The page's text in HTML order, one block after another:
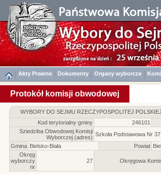
Akty Prawne Dokumenty Organy wyborcze
Protokół komisji obwodowej
WYBORY DO SEJMU RZECZYPOSPOLITEJ POLSKIEJ
Kod terytorialny gminy
246101
Sziedziba Obwodowej Komisji
Wyborczej (adres) Szkoła Podstawowa Nr
Gmina Bielsko-Biała Powiat
Okręg
wyborczy
nr
27 Okręgowa